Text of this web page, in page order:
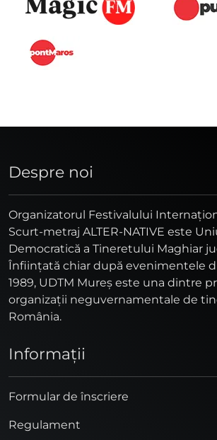
Despre noi
Organizatorul Festivalului
Scurt-metraj ALTER-NATIVE este
Democratică a Tineretului Maghiar
Înfiinţată chiar după evenimentele
1989, UDTM Mureş este una dintre
organizaţii neguvernamentale de
România.
Informaţii
Formular de înscriere
Regulament